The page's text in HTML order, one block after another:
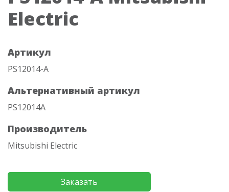
Electric
Артикул
PS12014-A
Альтернативный артикул
PS12014A
Производитель
Mitsubishi Electric
Заказать